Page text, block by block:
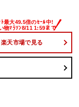
楽天市場で見る